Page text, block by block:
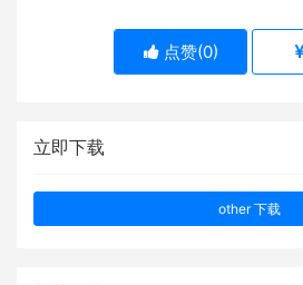
点赞(0)
立即下载
other 下载